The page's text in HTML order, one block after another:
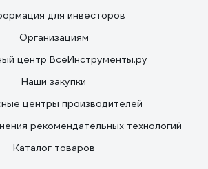
для инвесторов
Организациям
центр ВсеИнструменты.ру
Наши закупки
центры производителей
рекомендательных технологий
Каталог товаров